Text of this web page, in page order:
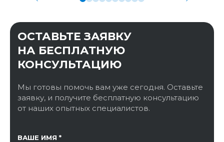
ОСТАВЬТЕ ЗАЯВКУ
НА БЕСПЛАТНУЮ
КОНСУЛЬТАЦИЮ
Мы готовы помочь вам уже сегодня. Оставьте
заявку, и получите бесплатную консультацию
от наших опытных специалистов.
ВАШЕ ИМЯ
ССЫЛКА НА СТРАНИЦУ